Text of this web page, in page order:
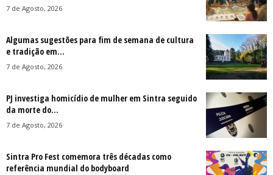
7 de Agosto, 2026
Algumas sugestões para fim de semana de cultura
e tradição em...
7 de Agosto, 2026
PJ investiga homicídio de mulher em Sintra seguido
da morte do...
7 de Agosto, 2026
Sintra Pro Fest comemora três décadas como
referência mundial do bodyboard